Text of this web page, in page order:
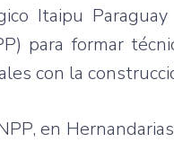
Itaipu
para formar
con la
en